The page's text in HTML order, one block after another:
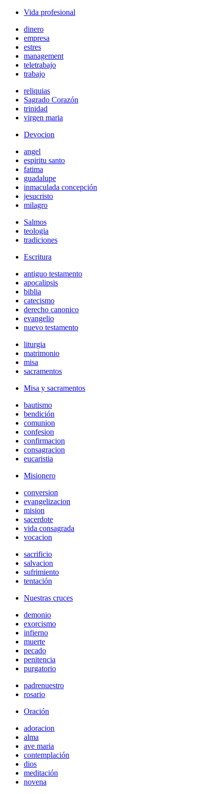
Vida profesional
dinero
empresa
estres
management
teletrabajo
trabajo
reliquias
Sagrado Corazón
trinidad
virgen maria
Devocion
angel
espiritu santo
fatima
guadalupe
inmaculada concepción
jesucristo
milagro
Salmos
teologia
tradiciones
Escritura
antiguo testamento
apocalipsis
biblia
catecismo
derecho canonico
evangelio
nuevo testamento
liturgia
matrimonio
misa
sacramentos
Misa y sacramentos
bautismo
bendición
comunion
confesion
confirmacion
consagracion
eucaristia
Misionero
conversion
evangelizacion
mision
sacerdote
vida consagrada
vocacion
sacrificio
salvacion
sufrimiento
tentación
Nuestras cruces
demonio
exorcismo
infierno
muerte
pecado
penitencia
purgatorio
padrenuestro
rosario
Oración
adoracion
alma
ave maria
contemplación
dios
meditación
novena